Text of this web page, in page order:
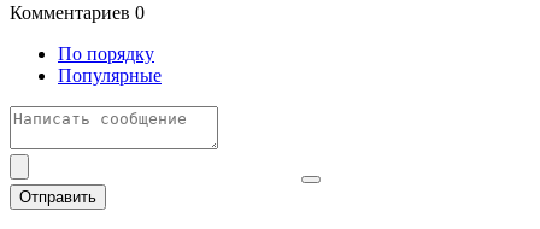
Комментариев 0
По порядку
Популярные
Отправить